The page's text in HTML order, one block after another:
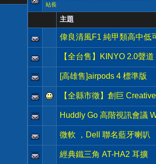
站長
主題
偉良清風F1 純甲類高中低
【全台售】KINYO 2.0聲
[高雄售]airpods 4 標準版
【全縣市徵】創巨
Huddly Go 高階視訊會議
微軟 ，Dell 聯名藍牙喇叭
經典鐵三角 AT-HA2 耳擴